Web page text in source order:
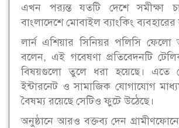
এখন পর‌্যন্ত যতটি দেশে সমীক্ষা
বাংলাদেশে মোবাইল ব্যাংকিং ব্যবহারের
লার্ন এশিয়ার সিনিয়র পলিসি
বলেন, এই গবেষণা প্রতিবেদনটি
বিষয়গুলো তুলে ধরা হয়েছে। এতে
ইন্টারনেট ও সামাজিক যোগাযোগ
বৈষম্য রয়েছে সেটিও ফুটে উঠেছে।
অনুষ্ঠানে আরও বক্তব্য দেন